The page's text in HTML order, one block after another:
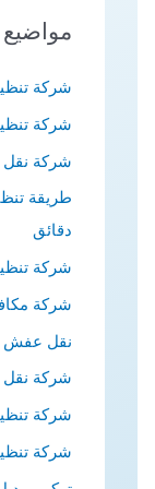
ع
شركة
شركة
شركة
دقائق
شركة
شركة
نقل عفش
شركة نقل
شركة
شركة